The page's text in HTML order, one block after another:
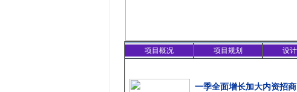
项目概况 项目规划 设
一季全面增长加大内资招